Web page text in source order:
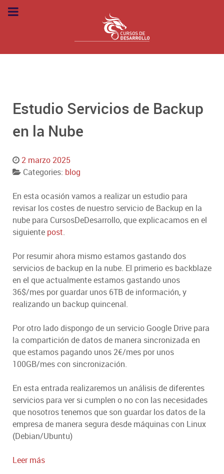
Estudio Servicios de Backup
en la Nube
2 marzo 2025
Categories: blog
En esta ocasión vamos a realizar un estudio para
revisar los costes de nuestro servicio de Backup en la
nube para CursosDeDesarrollo, que explicacamos en el
siguiente post.
Por resumir ahora mismo estamos gastando dos
servicios de backup en la nube. El primerio es backblaze
en el que actualmente estamos gastando unos
36$/mes por guardar unos 6TB de información, y
realizando un backup quincenal.
Por otro lado dispongo de un servicio Google Drive para
la compartición de datos de manera sincronizada en
que estamos pagando unos 2€/mes por unos
100GB/mes con sincronización.
En esta entrada realizaremos un análisis de diferentes
servicios para ver si cumplen o no con las necesidades
que nosotros tenemos que son guardar los datos de la
empresa de manera segura desde máquinas con Linux
(Debian/Ubuntu)
Leer más: